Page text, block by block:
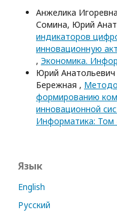
Анжелика
Сомина, Юрий
индикаторов
инновационную
, Экономика.
Юрий
Бережная ,
формированию
инновационной
Информатика: Том
Язык
English
Русский